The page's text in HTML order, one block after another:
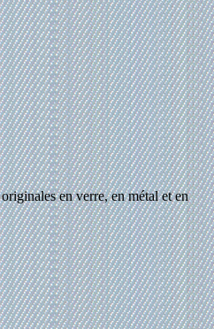
en verre, en métal et en